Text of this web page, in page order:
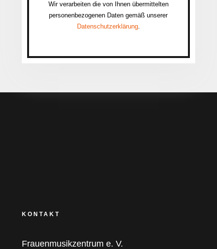
Wir verarbeiten die von Ihnen übermittelten
personenbezogenen Daten gemäß unserer
Datenschutzerklärung.
KONTAKT
Frauenmusikzentrum e. V.